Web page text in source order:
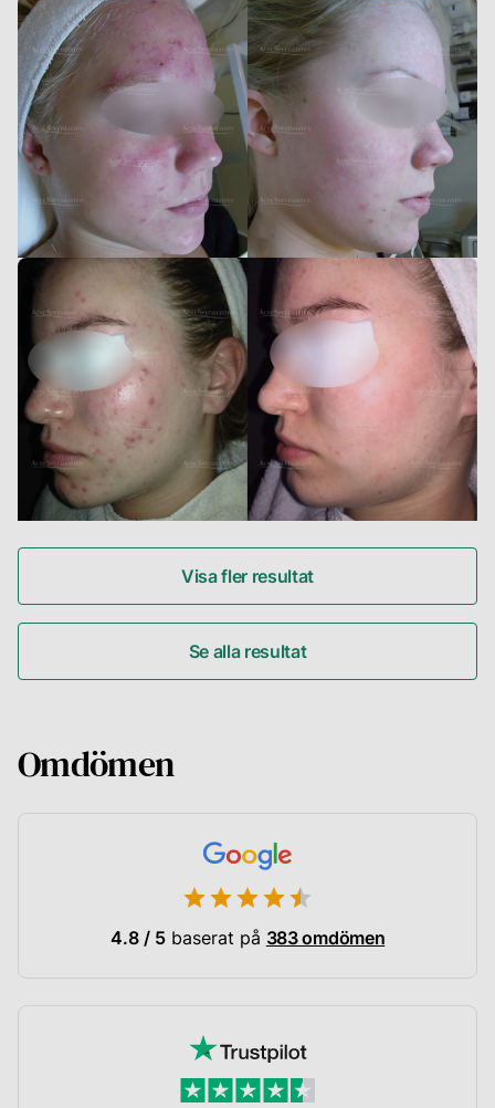
Visa fler resultat
Se alla resultat
Omdömen
4.8 / 5 baserat på 383 omdömen